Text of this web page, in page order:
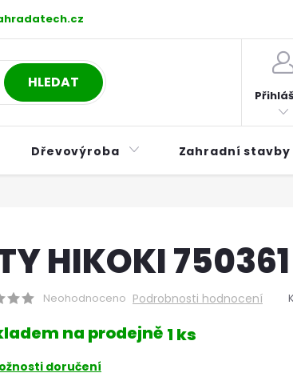
Postup při nákupu na splátky ESSOX
HLEDAT
Dřevovýroba Zahradní stavby
HIKOKI 750361
Neohodnoceno Podrobnosti hodnocení
na prodejně 1 ks
doručení